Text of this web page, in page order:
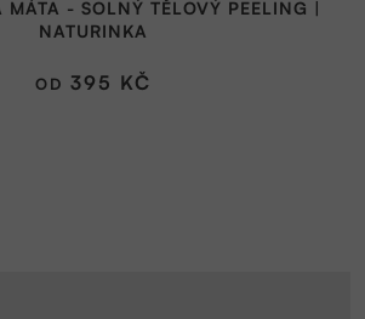
MÁTA - SOLNÝ TĚLOVÝ PEELING |
NATURINKA
OD 395 KČ